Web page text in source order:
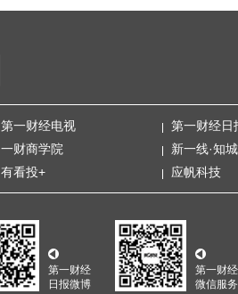
第一财经电视 第一财经日
一财商学院 新一线·知
有看投+ 应帆科技
第一财经
日报微博
第一财经
微信服